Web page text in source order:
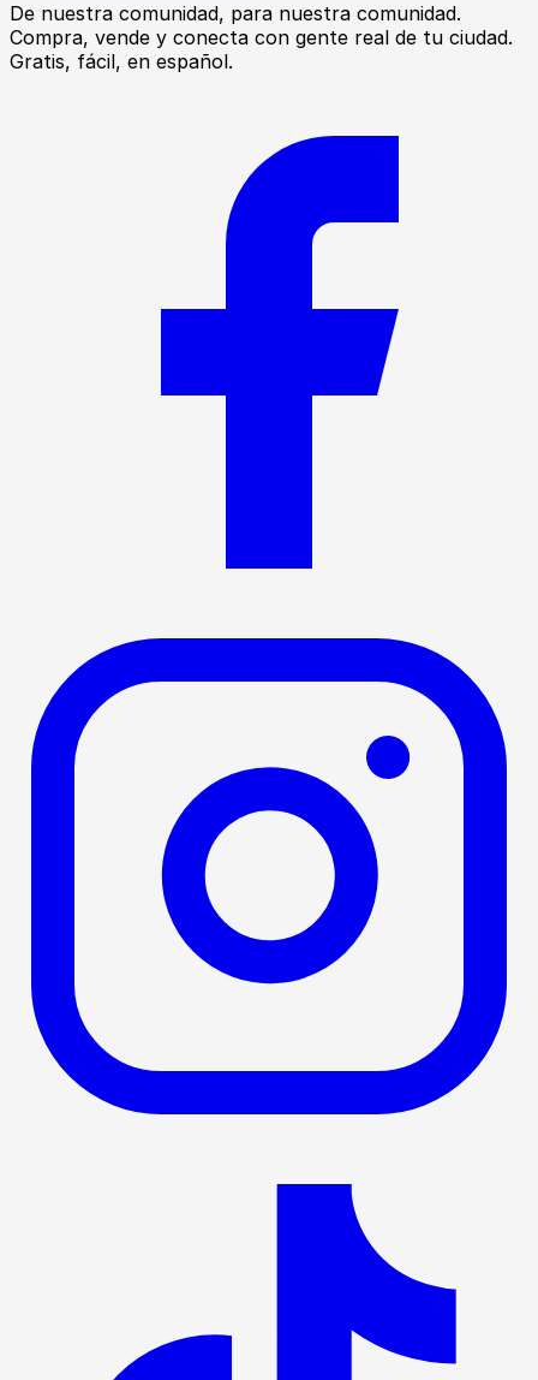
De nuestra comunidad, para nuestra comunidad.
Compra, vende y conecta con gente real de tu ciudad.
Gratis, fácil, en español.